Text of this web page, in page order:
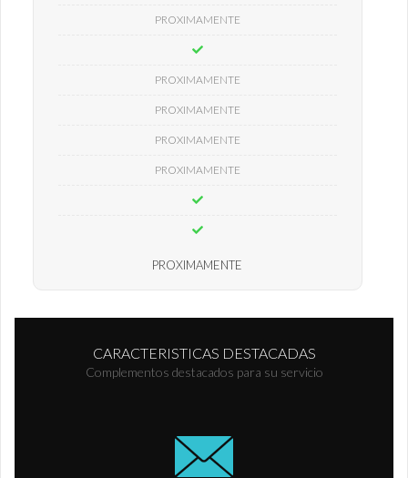
PROXIMAMENTE
PROXIMAMENTE
PROXIMAMENTE
PROXIMAMENTE
PROXIMAMENTE
PROXIMAMENTE
CARACTERISTICAS DESTACADAS
Complementos destacados para su servicio